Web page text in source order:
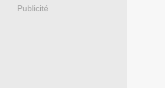
Publicité